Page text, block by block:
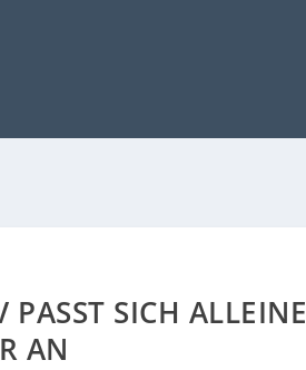
SICH ALLEINE
AN